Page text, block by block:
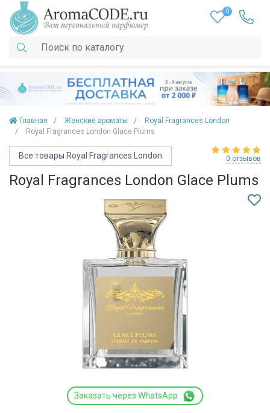
0
Главная Женские ароматы
Royal Fragrances London
Royal Fragrances London Glace Plums
Все товары Royal Fragrances London 0 отзывов
Royal Fragrances London Glace Plums
Заказать через WhatsApp